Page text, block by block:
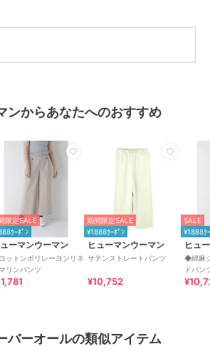
商品のお取り扱い方法
オールインワン・サロペット
/ポリエステル素材
ルーズストレート
ド・バギー
ミッドライズ
ロペット・オーバーオール
ウール/ポリエステル素材 /無
地/ルーズストレート/ワイ
ド・バギー
ッドライズ
ンからあなたへのおすすめ
限定SALE
ｸｰﾎﾟﾝ
ーマンウーマン
ットンポリレーヨンリネ
リンパンツ
期間限定SALE
¥1888ｸｰﾎﾟﾝ
ヒューマンウーマン
サテンストレートパンツ
¥10,752
SALE
¥1888ｸ
ヒュ
◆綿麻
ドパン
バーオールの類似アイテム